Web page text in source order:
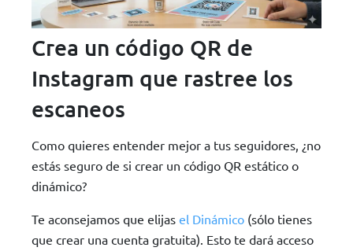
Crea un código QR de
Instagram que rastree los
escaneos
Como quieres entender mejor a tus seguidores, ¿no
estás seguro de si crear un código QR estático o
dinámico?
Te aconsejamos que elijas el Dinámico (sólo tienes
que crear una cuenta gratuita). Esto te dará acceso